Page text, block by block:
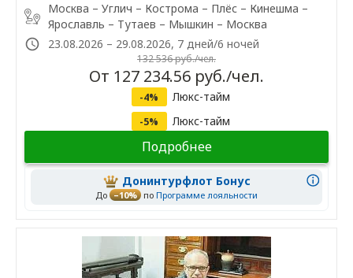
Москва – Углич – Кострома – Плёс – Кинешма –
Ярославль – Тутаев – Мышкин – Москва
23.08.2026 – 29.08.2026, 7 дней/6 ночей
132 536 руб./чел.
От 127 234.56 руб./чел.
-4% Люкс-тайм
-5% Люкс-тайм
Подробнее
Донинтурфлот Бонус
До –10% по Программе лояльности